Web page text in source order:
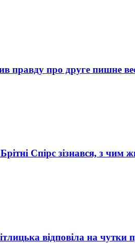
правду про друге пишне
Спірс зізнався, з чим
відповіла на